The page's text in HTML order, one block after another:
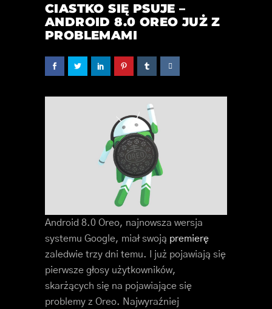
CIASTKO SIĘ PSUJE –
ANDROID 8.0 OREO JUŻ Z
PROBLEMAMI
Android 8.0 Oreo, najnowsza wersja
systemu Google, miał swoją premierę
zaledwie trzy dni temu. I już pojawiają się
pierwsze głosy użytkowników,
skarżących się na pojawiające się
problemy z Oreo. Najwyraźniej